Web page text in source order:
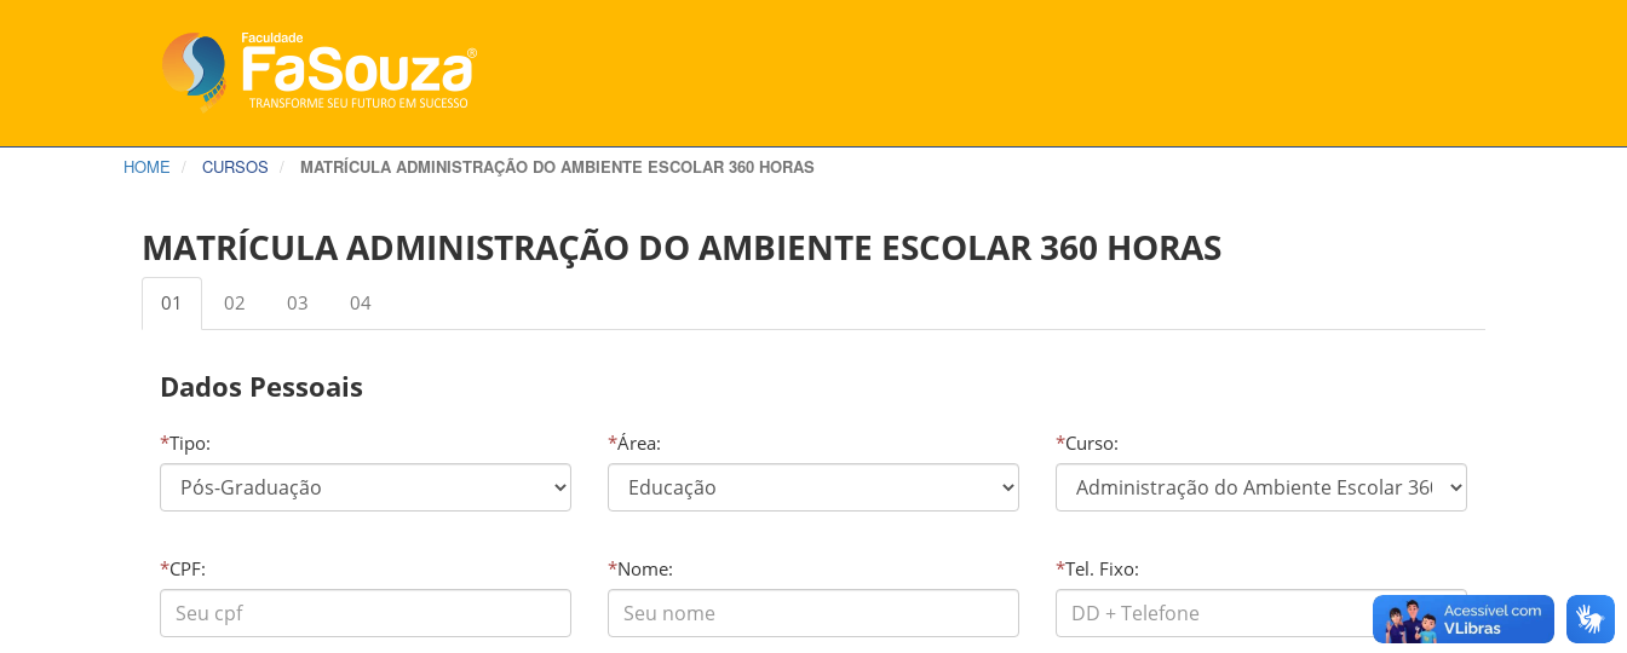
HOME CURSOS MATRÍCULA ADMINISTRAÇÃO DO AMBIENTE ESCOLAR 360 HORAS
MATRÍCULA ADMINISTRAÇÃO DO AMBIENTE ESCOLAR 360 HORAS
01 02 03 04
Dados Pessoais
*Tipo: *Área: *Curso:
*CPF: *Nome: *Tel. Fixo: